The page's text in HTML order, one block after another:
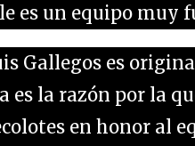
es un equipo muy
Gallegos es
es la razón por la
en honor al